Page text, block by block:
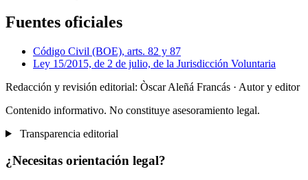
Fuentes oficiales
Código Civil (BOE), arts. 82 y 87
Ley 15/2015, de 2 de julio, de la Jurisdicción Voluntaria
Redacción y revisión editorial: Òscar Aleñá Francás · Autor y editor
Contenido informativo. No constituye asesoramiento legal.
Transparencia editorial
¿Necesitas orientación legal?